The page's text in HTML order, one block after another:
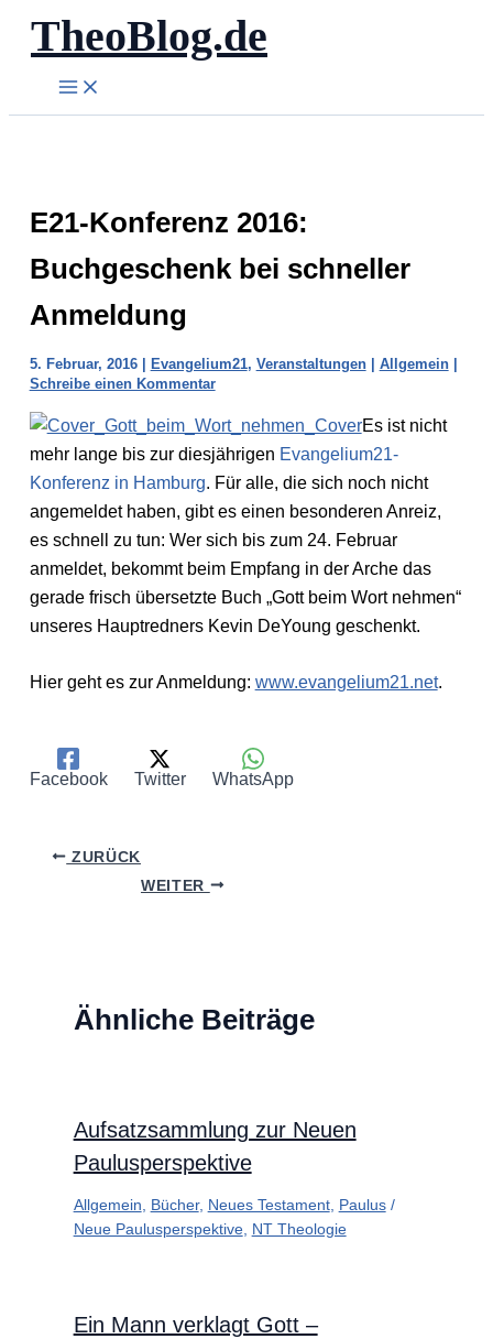
Zum
Inhalt
springen
TheoBlog.de
E21-Konferenz 2016:
Buchgeschenk bei schneller
Anmeldung
5. Februar, 2016 | Evangelium21, Veranstaltungen| Allgemein|
Schreibe einen Kommentar
Es ist nicht
mehr lange bis zur diesjährigen Evangelium21-
Konferenz in Hamburg. Für alle, die sich noch nicht
angemeldet haben, gibt es einen besonderen Anreiz,
es schnell zu tun: Wer sich bis zum 24. Februar
anmeldet, bekommt beim Empfang in der Arche das
gerade frisch übersetzte Buch „Gott beim Wort nehmen“
unseres Hauptredners Kevin DeYoung geschenkt.
Hier geht es zur Anmeldung: www.evangelium21.net.
Facebook Twitter WhatsApp
ZURÜCK
WEITER
Ähnliche Beiträge
Aufsatzsammlung zur Neuen
Paulusperspektive
Allgemein, Bücher, Neues Testament, Paulus/
Neue Paulusperspektive, NT Theologie
Ein Mann verklagt Gott –